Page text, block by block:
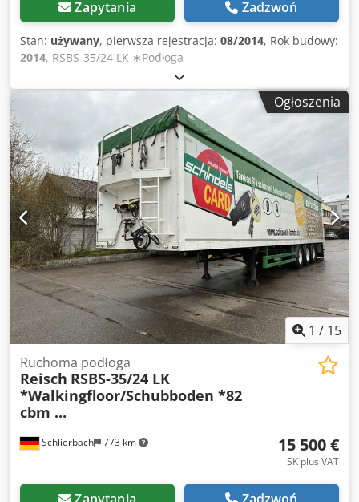
Zapytania Zadzwoń
Stan: używany, pierwsza rejestracja: 08/2014, Rok budowy:
2014, RSBS-35/24 LK ∗Podłoga
przesuwna/Walkingfloor∗90m³ ∗ALCOA ∗PODŁOGA TOP!
PODŁOGA: BARDZO DOBRY STAN! Zabudowa: Całkowicie
aluminiowa Rama: Stalowa Pojemność: 90 m³ Tylne drzwi
portalowe 3 x osie SAF Zawieszenie pneumatyczne Oś
podnoszona Układ podnoszenia/opuszczania Hamulce
tarczowe Podest Plandeka rolowana Aluminiowa ściana
przesuwna Hydrauliczny zamek WABCO - Smartboard ABS
Felgi ALCOA Opony: 385/65 R 22.5 Głębokość bieżnika:
17/13 10/10 6/6 mm DMC: 35.000 kg Dsdpfx Aozb Ix
Neckekr Masa własna: 8.200 kg Długość całkowita: 14.050
mm Wymiary wewnętrzne: 13.370 x 2.470 x 2.720 mm (dł x
szer x wys) - naczepa niemiecka! - Pierwszy właściciel -
Przegląd: na życzenie i za dopłatą nowy! Zastrzegamy sobie
prawo do pomyłek i wcześniejszej sprzedaży!
Ogłoszenia
1 / 15
Schlierbach 773 km
Ruchoma podłoga
Reisch RSBS-35/24 LK
*Walkingfloor/Schubboden *82
cbm ...
15 500 €
SK plus VAT